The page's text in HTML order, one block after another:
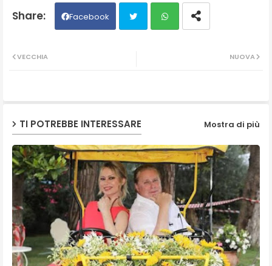
Facebook
NUOVA
VECCHIA
TI POTREBBE INTERESSARE Mostra di più